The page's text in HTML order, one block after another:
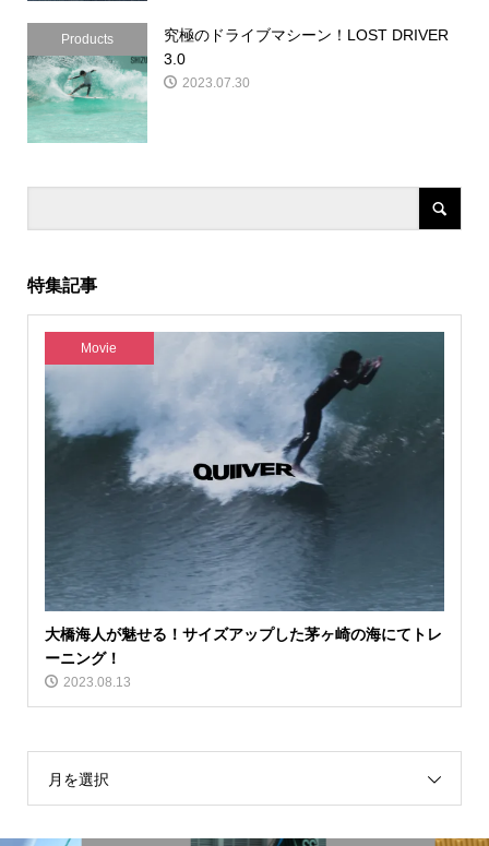
Products
究極のドライブマシーン！LOST DRIVER
3.0
2023.07.30
特集記事
Movie
大橋海人が魅せる！サイズアップした茅ヶ崎の海にてトレ
ーニング！
2023.08.13
月を選択